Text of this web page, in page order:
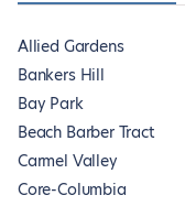
Allied Gardens
Bankers Hill
Bay Park
Beach Barber Tract
Carmel Valley
Core-Columbia